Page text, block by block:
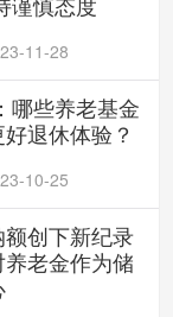
11-28
哪些养老基金
退休体验？
10-25
创下新纪录
老金作为储